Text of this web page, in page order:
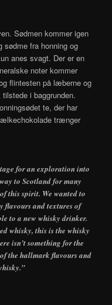
Sødmen kommer igen
sødme fra honning og
anes svagt. Der er en
noter kommer
flintesten på læberne og
i baggrunden.
te, der har
trænger
for an exploration into
to Scotland for many
this spirit. We wanted to
flavours and textures of
to a new whisky drinker.
whisky, this is the whisky
isn’t something for the
the hallmark flavours and